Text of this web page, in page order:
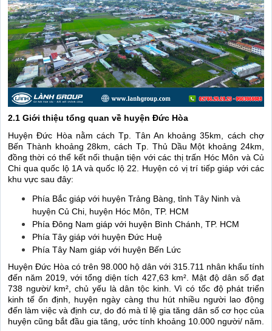
2.1 Giới thiệu tổng quan về huyện Đức Hòa
Huyện Đức Hòa nằm cách Tp. Tân An khoảng 35km, cách chợ
Bến Thành khoảng 28km, cách Tp. Thủ Dầu Một khoảng 24km,
đồng thời có thể kết nối thuận tiện với các thị trấn Hóc Môn và Củ
Chi qua quốc lộ 1A và quốc lộ 22. Huyện có vị trí tiếp giáp với các
khu vực sau đây:
Phía Bắc giáp với huyện Trảng Bàng, tỉnh Tây Ninh và
huyện Củ Chi, huyện Hóc Môn, TP. HCM
Phía Đông Nam giáp với huyện Bình Chánh, TP. HCM
Phía Tây giáp với huyện Đức Huệ
Phía Tây Nam giáp với huyện Bến Lức
Huyện Đức Hòa có trên 98.000 hộ dân với 315.711 nhân khẩu tính
đến năm 2019, với tổng diện tích 427,63 km². Mật độ dân số đạt
738 người/ km², chủ yếu là dân tộc kinh. Vì có tốc độ phát triển
kinh tế ổn định, huyện ngày càng thu hút nhiều người lao động
đến làm việc và định cư, do đó mà tỉ lệ gia tăng dân số cơ học của
huyện cũng bắt đầu gia tăng, ước tính khoảng 10.000 người/ năm.